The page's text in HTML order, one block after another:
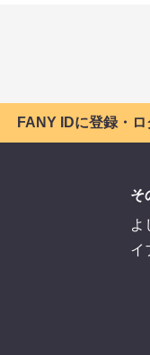
FANY IDに登録・
そ
よ
イ